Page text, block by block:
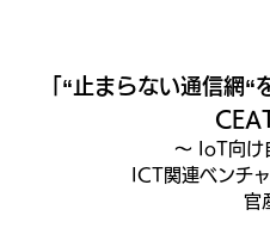
「“止まらない通信網
～ IoT向け
ICT関連ベンチ
官